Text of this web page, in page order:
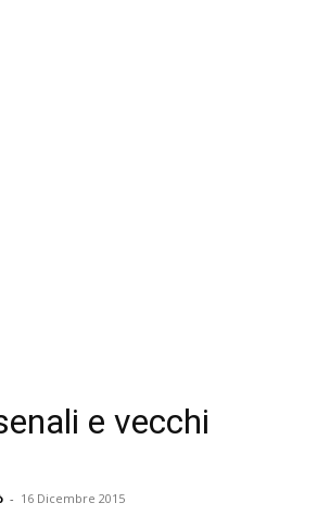
e vecchi
- 16 Dicembre 2015